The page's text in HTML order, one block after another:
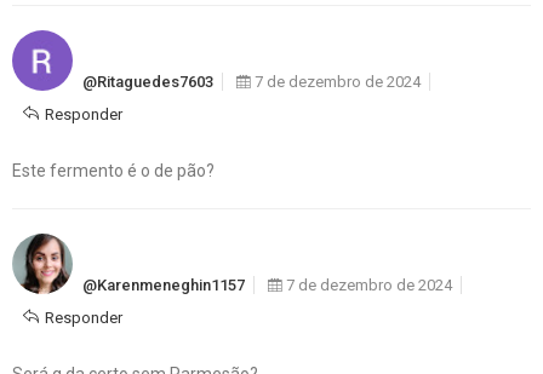
@ritaguedes7603
7 de dezembro de 2024
Responder
Este fermento é o de pão?
@karenmeneghin1157
7 de dezembro de 2024
Responder